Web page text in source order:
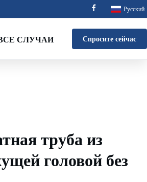
Русский
СЛУЧАИ Спросите сейчас
труба из
головой без